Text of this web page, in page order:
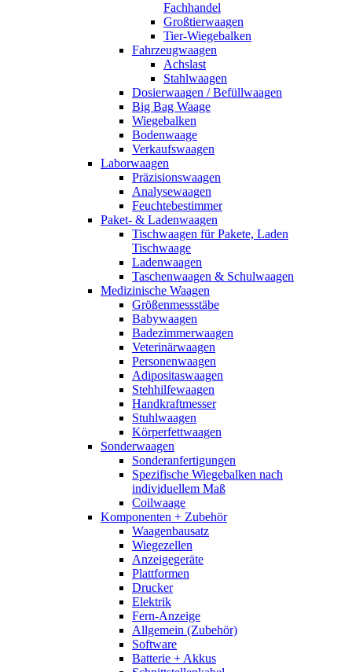
Fachhandel
Großtierwaagen
Tier-Wiegebalken
Fahrzeugwaagen
Achslast
Stahlwaagen
Dosierwaagen / Befüllwaagen
Big Bag Waage
Wiegebalken
Bodenwaage
Verkaufswaagen
Laborwaagen
Präzisionswaagen
Analysewaagen
Feuchtebestimmer
Paket- & Ladenwaagen
Tischwaagen für Pakete, Laden
Tischwaage
Ladenwaagen
Taschenwaagen & Schulwaagen
Medizinische Waagen
Größenmessstäbe
Babywaagen
Badezimmerwaagen
Veterinärwaagen
Personenwaagen
Adipositaswaagen
Stehhilfewaagen
Handkraftmesser
Stuhlwaagen
Körperfettwaagen
Sonderwaagen
Sonderanfertigungen
Spezifische Wiegebalken nach
individuellem Maß
Coilwaage
Komponenten + Zubehör
Waagenbausatz
Wiegezellen
Anzeigegeräte
Plattformen
Drucker
Elektrik
Fern-Anzeige
Allgemein (Zubehör)
Software
Batterie + Akkus